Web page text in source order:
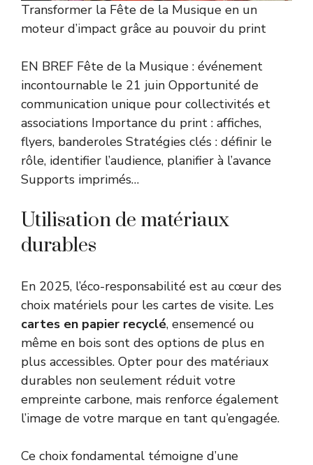
Transformer la Fête de la Musique en un
moteur d’impact grâce au pouvoir du print
EN BREF Fête de la Musique : événement
incontournable le 21 juin Opportunité de
communication unique pour collectivités et
associations Importance du print : affiches,
flyers, banderoles Stratégies clés : définir le
rôle, identifier l’audience, planifier à l’avance
Supports imprimés…
Utilisation de matériaux
durables
En 2025, l’éco-responsabilité est au cœur des
choix matériels pour les cartes de visite. Les
cartes en papier recyclé, ensemencé ou
même en bois sont des options de plus en
plus accessibles. Opter pour des matériaux
durables non seulement réduit votre
empreinte carbone, mais renforce également
l’image de votre marque en tant qu’engagée.
Ce choix fondamental témoigne d’une